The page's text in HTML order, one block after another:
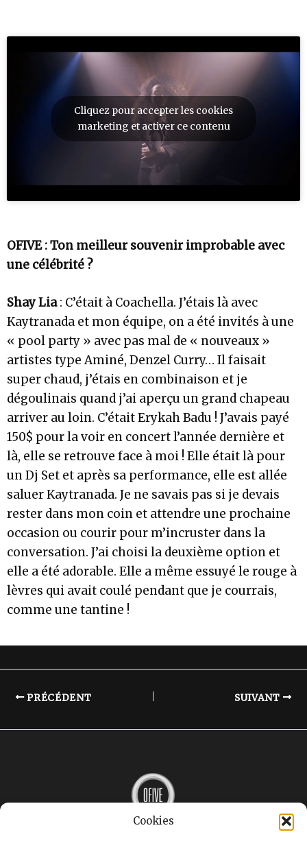
Cookies
Cliquez pour accepter les cookies
marketing et activer ce contenu
OFIVE : Ton meilleur souvenir improbable avec
une célébrité ?
Shay Lia: C’était à Coachella. J’étais là avec
Kaytranada et mon équipe, on a été invités à une
« pool party » avec pas mal de « nouveaux »
artistes type Aminé, Denzel Curry… Il faisait
super chaud, j’étais en combinaison et je
dégoulinais quand j’ai aperçu un grand chapeau
arriver au loin. C’était Erykah Badu ! J’avais payé
150$ pour la voir en concert l’année dernière et
là, elle se retrouve face à moi ! Elle était là pour
un Dj Set et après sa performance, elle est allée
saluer Kaytranada. Je ne savais pas si je devais
rester dans mon coin et attendre une prochaine
occasion ou courir pour m’incruster dans la
conversation. J’ai choisi la deuxième option et
elle a été adorable. Elle a même essuyé le rouge à
lèvres qui avait coulé pendant que je courrais,
comme une tantine !
PRÉCÉDENT SUIVANT